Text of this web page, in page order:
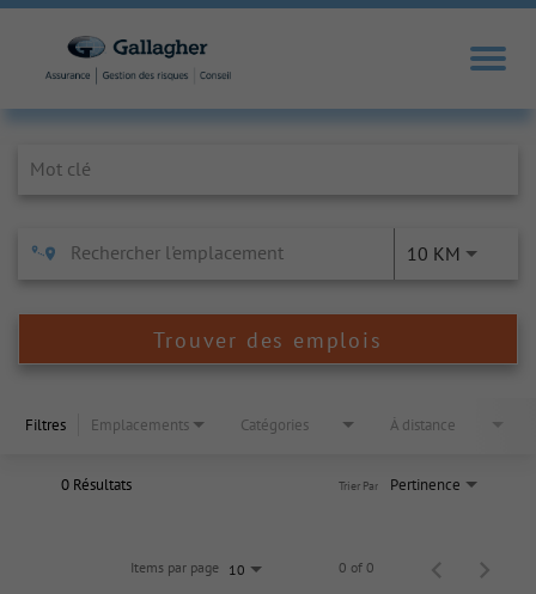
10 KM
Trouver des emplois
Filtres Emplacements Catégories À distance
0 Résultats Pertinence
Trier Par
Items par page 10 0 of 0